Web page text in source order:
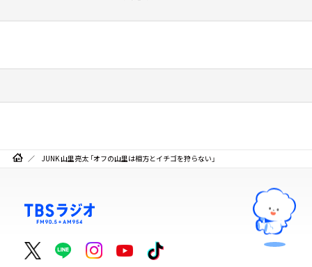
JUNK 山里亮太 「オフの山里は相方とイチゴを狩らない」